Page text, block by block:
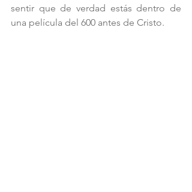
sentir que de verdad estás dentro de
una película del 600 antes de Cristo.